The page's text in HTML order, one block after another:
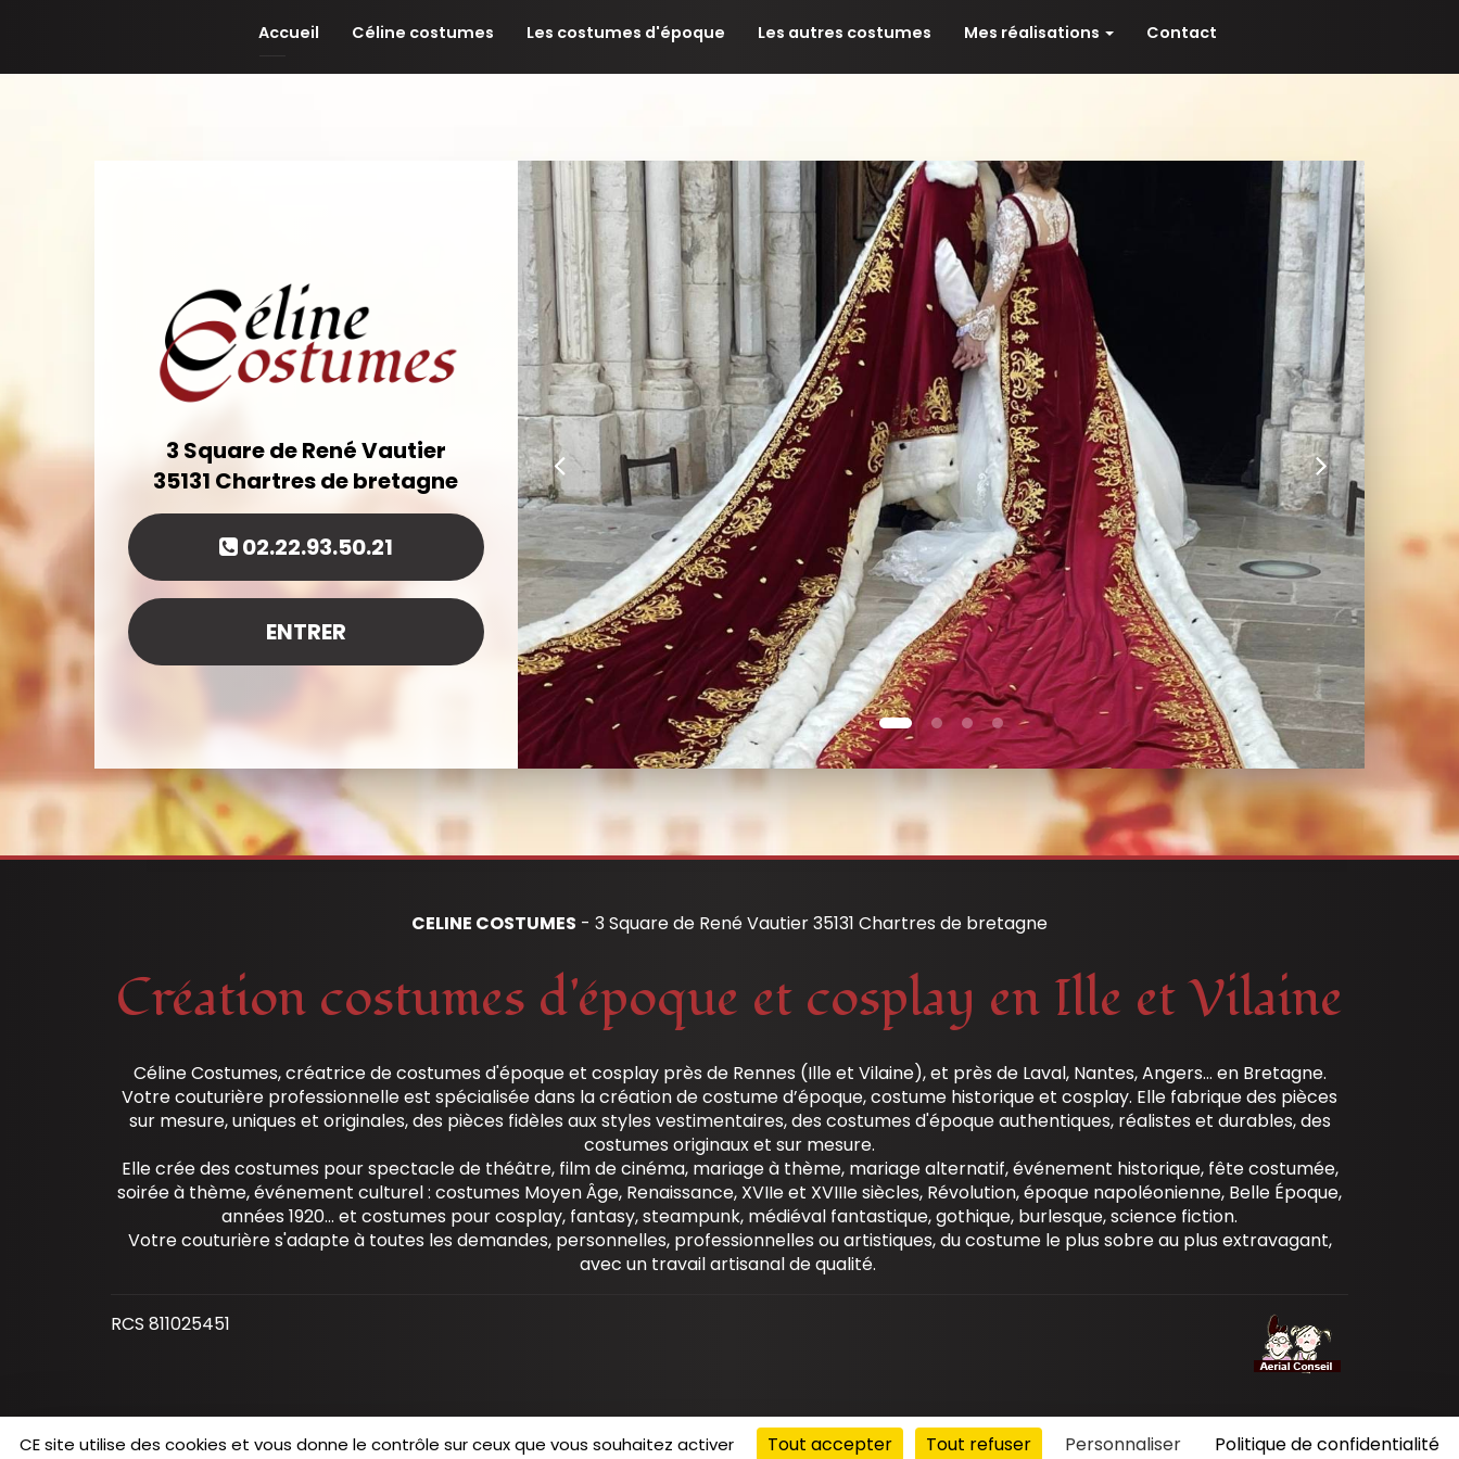
CE site utilise des cookies et vous donne le contrôle sur ceux que vous souhaitez activer Tout accepter Tout refuser Personnaliser Politique de confidentialité
Accueil Céline costumes Les costumes d'époque Les autres costumes Mes réalisations Contact
3 Square de René Vautier
35131 Chartres de bretagne
02.22.93.50.21
ENTRER
Précédent Suivant
CELINE COSTUMES - 3 Square de René Vautier 35131 Chartres de bretagne
Création costumes d'époque et cosplay en Ille et Vilaine
Céline Costumes, créatrice de costumes d'époque et cosplay près de Rennes (Ille et Vilaine), et près de Laval, Nantes, Angers… en Bretagne.
Votre couturière professionnelle est spécialisée dans la création de costume d’époque, costume historique et cosplay. Elle fabrique des pièces
sur mesure, uniques et originales, des pièces fidèles aux styles vestimentaires, des costumes d'époque authentiques, réalistes et durables, des
costumes originaux et sur mesure.
Elle crée des costumes pour spectacle de théâtre, film de cinéma, mariage à thème, mariage alternatif, événement historique, fête costumée,
soirée à thème, événement culturel : costumes Moyen Âge, Renaissance, XVIIe et XVIIIe siècles, Révolution, époque napoléonienne, Belle Époque,
années 1920... et costumes pour cosplay, fantasy, steampunk, médiéval fantastique, gothique, burlesque, science fiction.
Votre couturière s'adapte à toutes les demandes, personnelles, professionnelles ou artistiques, du costume le plus sobre au plus extravagant,
avec un travail artisanal de qualité.
RCS 811025451